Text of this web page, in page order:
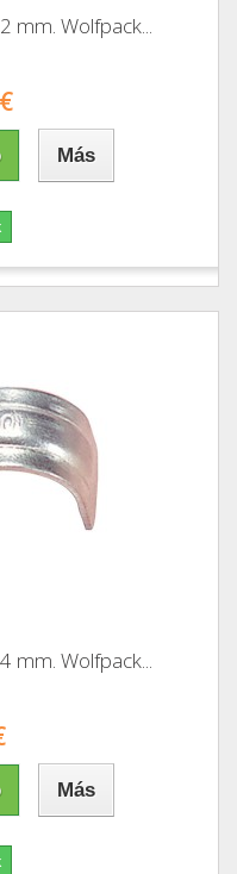
mm. Wolfpack...
Más
mm. Wolfpack...
Más